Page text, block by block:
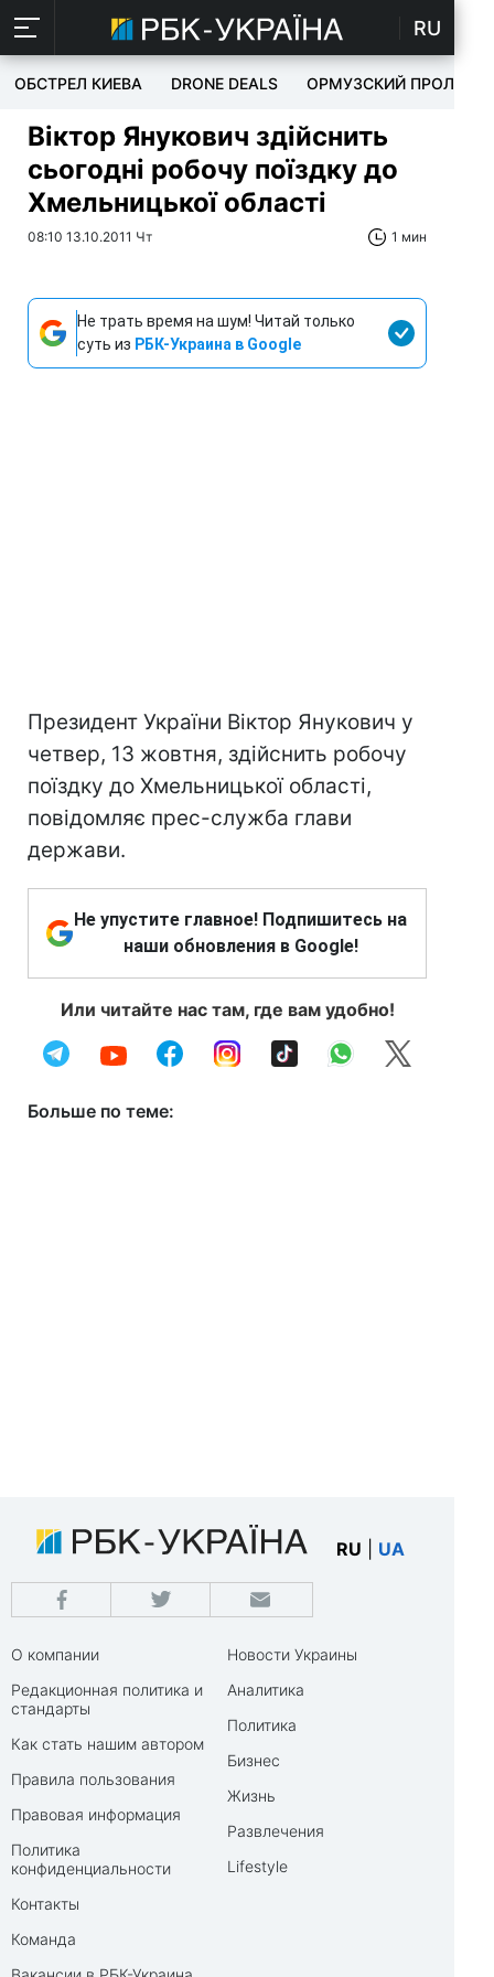
RU
ОБСТРЕЛ КИЕВА DRONE DEALS ОРМУЗСКИЙ ПРОЛИВ
Віктор Янукович здійснить
сьогодні робочу поїздку до
Хмельницької області
08:10 13.10.2011 Чт 1 мин
Не трать время на шум! Читай только
суть из РБК-Украина в Google
Президент України Віктор Янукович у
четвер, 13 жовтня, здійснить робочу
поїздку до Хмельницької області,
повідомляє прес-служба глави
держави.
Не упустите главное! Подпишитесь на
наши обновления в Google!
Или читайте нас там, где вам удобно!
Больше по теме:
RU UA
О компании
Редакционная политика и
стандарты
Как стать нашим автором
Правила пользования
Правовая информация
Политика
конфиденциальности
Контакты
Команда
Новости Украины
Аналитика
Политика
Бизнес
Жизнь
Развлечения
Lifestyle